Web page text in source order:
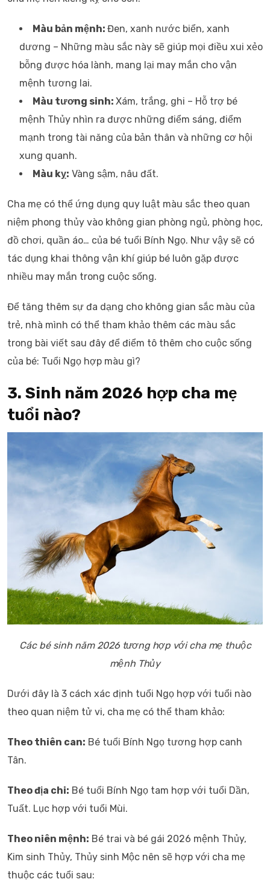
Màu bản mệnh: Đen, xanh nước biển, xanh
dương – Những màu sắc này sẽ giúp mọi điều xui xẻo
bỗng được hóa lành, mang lại may mắn cho vận
mệnh tương lai.
Màu tương sinh: Xám, trắng, ghi – Hỗ trợ bé
mệnh Thủy nhìn ra được những điểm sáng, điểm
mạnh trong tài năng của bản thân và những cơ hội
xung quanh.
Màu kỵ: Vàng sậm, nâu đất.
Cha mẹ có thể ứng dụng quy luật màu sắc theo quan
niệm phong thủy vào không gian phòng ngủ, phòng học,
đồ chơi, quần áo… của bé tuổi Bính Ngọ. Như vậy sẽ có
tác dụng khai thông vận khí giúp bé luôn gặp được
nhiều may mắn trong cuộc sống.
Để tăng thêm sự đa dạng cho không gian sắc màu của
trẻ, nhà mình có thể tham khảo thêm các màu sắc
trong bài viết sau đây để điểm tô thêm cho cuộc sống
của bé: Tuổi Ngọ hợp màu gì?
3. Sinh năm 2026 hợp cha mẹ
tuổi nào?
Các bé sinh năm 2026 tương hợp với cha mẹ thuộc
mệnh Thủy
Dưới đây là 3 cách xác định tuổi Ngọ hợp với tuổi nào
theo quan niệm tử vi, cha mẹ có thể tham khảo:
Theo thiên can: Bé tuổi Bính Ngọ tương hợp canh
Tân.
Theo địa chi: Bé tuổi Bính Ngọ tam hợp với tuổi Dần,
Tuất. Lục hợp với tuổi Mùi.
Theo niên mệnh: Bé trai và bé gái 2026 mệnh Thủy,
Kim sinh Thủy, Thủy sinh Mộc nên sẽ hợp với cha mẹ
thuộc các tuổi sau: